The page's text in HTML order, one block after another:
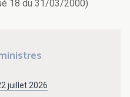
18 du 31/03/2000)
juillet 2026